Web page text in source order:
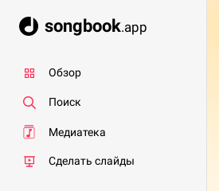
songbook.app
Обзор
Поиск
Медиатека
Сделать слайды